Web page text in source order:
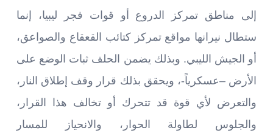
إلى مناطق تمركز الدروع أو قوات فجر ليبيا، إنما
ستطال نيرانها مواقع تمركز كتائب القعقاع والصواعق،
أو الجيش الليبي. وبذلك يضمن الحلف ثبات الوضع على
الأرض –عسكرياً-، ويحقق بذلك قرار وقف إطلاق النار،
والتعرض لأي قوة قد تتحرك أو تخالف هذا القرار،
والجلوس لطاولة الحوار، والانحياز للمسار